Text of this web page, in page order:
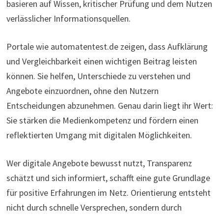
basieren auf Wissen, kritischer Prüfung und dem Nutzen
verlässlicher Informationsquellen.
Portale wie automatentest.de zeigen, dass Aufklärung
und Vergleichbarkeit einen wichtigen Beitrag leisten
können. Sie helfen, Unterschiede zu verstehen und
Angebote einzuordnen, ohne den Nutzern
Entscheidungen abzunehmen. Genau darin liegt ihr Wert:
Sie stärken die Medienkompetenz und fördern einen
reflektierten Umgang mit digitalen Möglichkeiten.
Wer digitale Angebote bewusst nutzt, Transparenz
schätzt und sich informiert, schafft eine gute Grundlage
für positive Erfahrungen im Netz. Orientierung entsteht
nicht durch schnelle Versprechen, sondern durch